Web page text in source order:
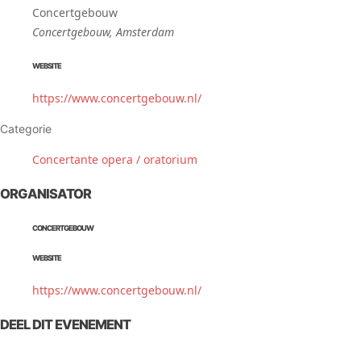
Concertgebouw
Concertgebouw, Amsterdam
WEBSITE
https://www.concertgebouw.nl/
Categorie
Concertante opera / oratorium
ORGANISATOR
CONCERTGEBOUW
WEBSITE
https://www.concertgebouw.nl/
DEEL DIT EVENEMENT